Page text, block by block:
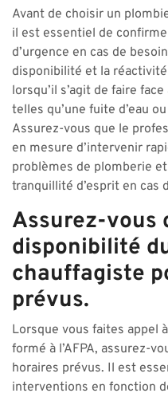
Avant de choisir un
il est essentiel de
d’urgence en cas de
disponibilité et la
lorsqu’il s’agit de faire
telles qu’une fuite d’eau
Assurez-vous que le
en mesure d’intervenir
problèmes de plomberie
tranquillité d’esprit en cas
Assurez-vous
disponibilité
chauffagiste
prévus.
Lorsque vous faites appel
formé à l’AFPA, assurez-
horaires prévus. Il est
interventions en fonction